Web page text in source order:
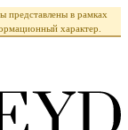
в рамках
характер.